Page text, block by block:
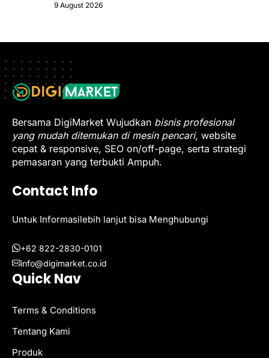
9 August 2026
Bersama DigiMarket Wujudkan bisnis profesional
yang mudah ditemukan di mesin pencari, website
cepat & responsive, SEO on/off-page, serta strategi
pemasaran yang terbukti Ampuh.
Contact Info
Untuk Informasilebih lanjut bisa Menghubungi
+62 822-2830-0101
info@digimarket.co.id
Quick Nav
Terms & Conditions
Tentang Kami
Produk